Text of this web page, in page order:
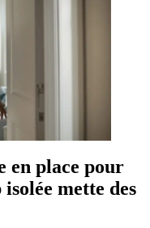
en place pour
mette des